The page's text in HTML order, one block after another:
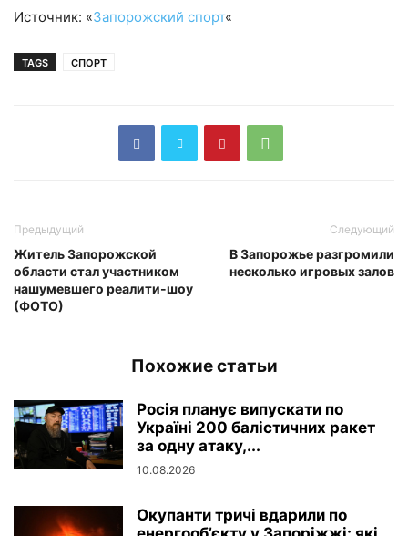
Источник: «Запорожский спорт«
TAGS СПОРТ
Предыдущий
Житель Запорожской
области стал участником
нашумевшего реалити-шоу
(ФОТО)
Следующий
В Запорожье разгромили
несколько игровых залов
Похожие статьи
Росія планує випускати по
Україні 200 балістичних ракет
за одну атаку,...
10.08.2026
Окупанти тричі вдарили по